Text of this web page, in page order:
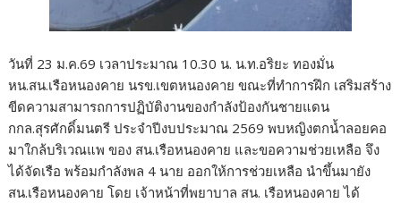
วันที่ 23 ม.ค.69 เวลาประมาณ 10.30 น. น.ท.อริยะ ทองมั่น
หน.สน.เรือหนองคาย นรข.เขตหนองคาย ขณะที่ทำการฝึก เสริมสร้าง
ขีดความสามารถการปฏิบัติงานของกำลังป้องกันชายแดน
กกล.สุรศักดิ์มนตรี ประจำปีงบประมาณ 2569 พบหญิงตกน้ำลอยคอ
มาใกล้บริเวณแพ ของ สน.เรือหนองคาย และขอความช่วยเหลือ จึง
ได้จัดเรือ พร้อมกำลังพล 4 นาย ออกให้การช่วยเหลือ นำขึ้นมายัง
สน.เรือหนองคาย โดย เจ้าหน้าที่พยาบาล สน. เรือหนองคาย ได้